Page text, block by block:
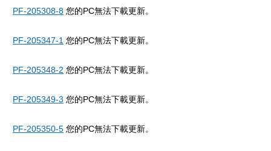
PF-205308-8 您的PC無法下載更新。
PF-205347-1 您的PC無法下載更新。
PF-205348-2 您的PC無法下載更新。
PF-205349-3 您的PC無法下載更新。
PF-205350-5 您的PC無法下載更新。